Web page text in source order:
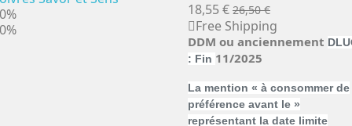
18,55 € 26,50 €
Free Shipping
DDM ou anciennement
: Fin 11/2025
La mention « à consommer de
préférence avant le »
représentant la date limite